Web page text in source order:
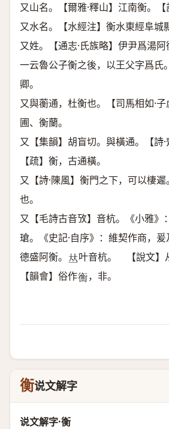
又山名。【爾雅·釋山】江南衡。【
又水名。【水經注】衡水東經阜城
又姓。【通志·氏族略】伊尹爲湯阿
一云魯公子衡之後，以王父字爲氏
卿。
又與蘅通，杜衡也。【司馬相如·
圃、衡蘭。
又【集韻】胡盲切。與橫通。【詩·
【疏】衡，古通橫。
又【詩·陳風】衡門之下，可以棲
也。
又【毛詩古音攷】音杭。《小雅》
瑲。《史記·自序》：維契作商，爰
德盛阿衡。 𠀤叶音杭。 【說文】
【韻會】俗作𢖍，非。
衡说文解字
说文解字·衡